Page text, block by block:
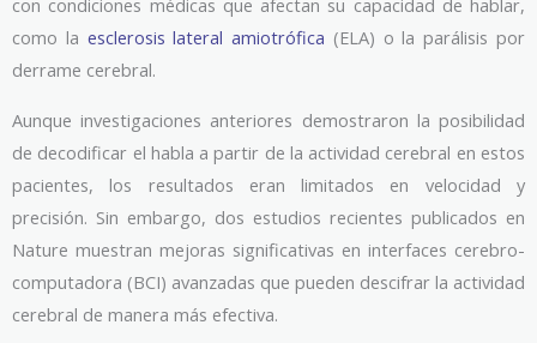
con condiciones médicas que afectan su capacidad de hablar,
como la esclerosis lateral amiotrófica (ELA) o la parálisis por
derrame cerebral.
Aunque investigaciones anteriores demostraron la posibilidad
de decodificar el habla a partir de la actividad cerebral en estos
pacientes, los resultados eran limitados en velocidad y
precisión. Sin embargo, dos estudios recientes publicados en
Nature muestran mejoras significativas en interfaces cerebro-
computadora (BCI) avanzadas que pueden descifrar la actividad
cerebral de manera más efectiva.